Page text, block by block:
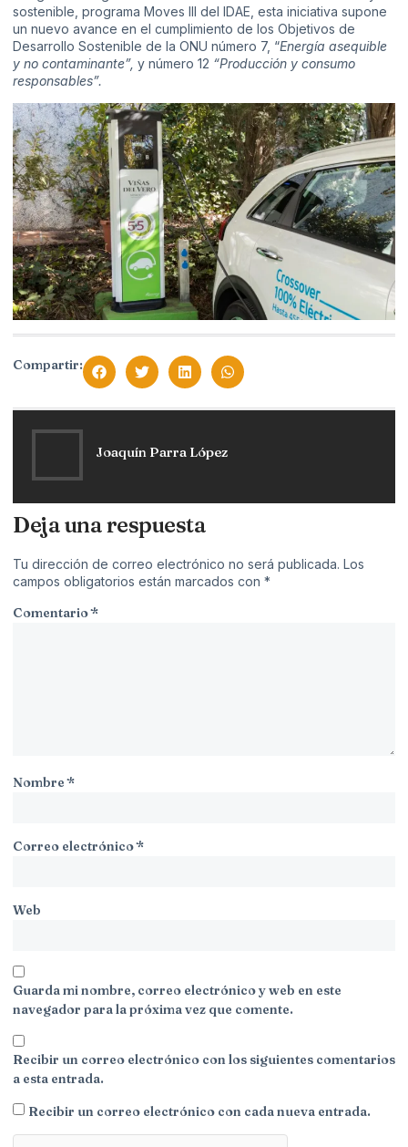
sostenible, programa Moves III del IDAE, esta iniciativa supone
un nuevo avance en el cumplimiento de los Objetivos de
Desarrollo Sostenible de la ONU número 7, “Energía asequible
y no contaminante”, y número 12 “Producción y consumo
responsables”.
Compartir:
Joaquín Parra López
Deja una respuesta
Tu dirección de correo electrónico no será publicada. Los
campos obligatorios están marcados con *
Comentario*
Nombre*
Correo electrónico*
Web
Guarda mi nombre, correo electrónico y web en este
navegador para la próxima vez que comente.
Recibir un correo electrónico con los siguientes comentarios
a esta entrada.
Recibir un correo electrónico con cada nueva entrada.